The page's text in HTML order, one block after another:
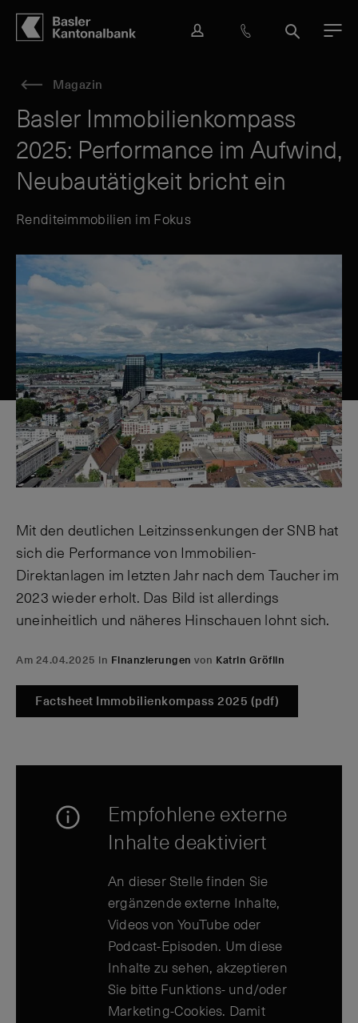
Hauptbereich
Inhalt
navigation
Suche
M
L
H
&
K
o
n
S
Magazin
Basler Immobilienkompass
2025: Performance im Aufwind,
Neubautätigkeit bricht ein
Renditeimmobilien im Fokus
Mit den deutlichen Leitzinssenkungen der SNB hat
sich die Performance von Immobilien-
Direktanlagen im letzten Jahr nach dem Taucher im
2023 wieder erholt. Das Bild ist allerdings
uneinheitlich und näheres Hinschauen lohnt sich.
Am 24.04.2025 in Finanzierungen von Katrin Gröflin
Factsheet Immobilienkompass 2025 (pdf)
Empfohlene externe
Inhalte deaktiviert
An dieser Stelle finden Sie
ergänzende externe Inhalte,
Videos von YouTube oder
Podcast-Episoden. Um diese
Inhalte zu sehen, akzeptieren
Sie bitte Funktions- und/oder
Marketing-Cookies. Damit